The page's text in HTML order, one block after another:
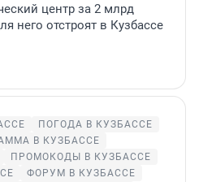
центр за 2 млрд
него отстроят в Кузбассе
ПОГОДА В КУЗБАССЕ
В КУЗБАССЕ
ПРОМОКОДЫ В КУЗБАССЕ
ФОРУМ В КУЗБАССЕ